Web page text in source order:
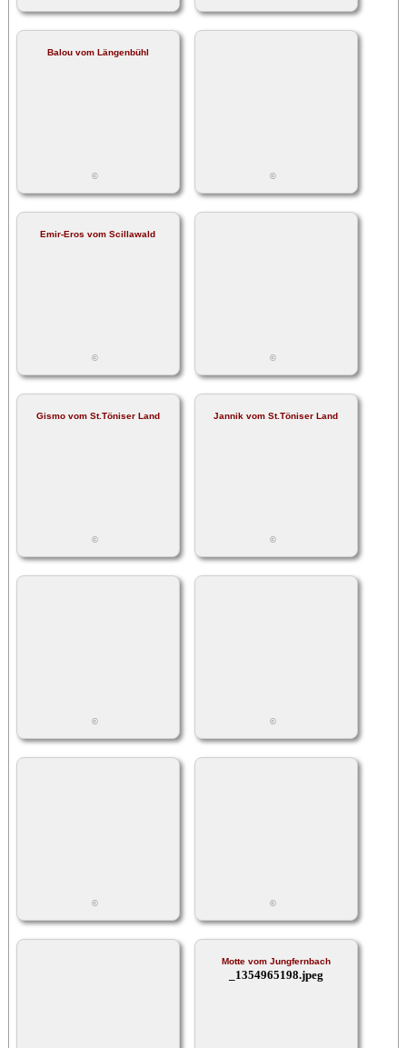
Balou vom Längenbühl
© ©
Emir-Eros vom Scillawald
© ©
Gismo vom St.Töniser Land
©
Jannik vom St.Töniser Land
©
© ©
© ©
Motte vom Jungfernbach
_1354965198.jpeg